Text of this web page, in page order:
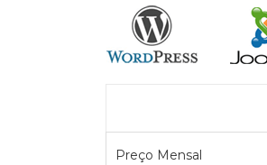
Preço Mensal